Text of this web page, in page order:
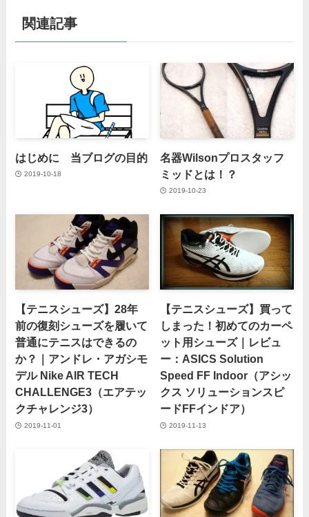
関連記事
はじめに 当ブログの目的
2019-10-18
名器Wilsonプロスタッフ
ミッドとは！？
2019-10-23
【テニスシューズ】28年
前の復刻シューズを履いて
普通にテニスはできるの
か？｜アンドレ・アガシモ
デル Nike AIR TECH
CHALLENGE3（エアテッ
クチャレンジ3）
2019-11-01
【テニスシューズ】買って
しまった！初めてのカーペ
ット用シューズ｜レビュ
ー：ASICS Solution
Speed FF Indoor（アシッ
クス ソリューションスピ
ードFFインドア）
2019-11-13